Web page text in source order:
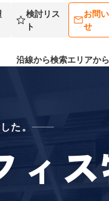
検討リス
ト
お問
せ
沿線から検索エリアか
た。
ィ